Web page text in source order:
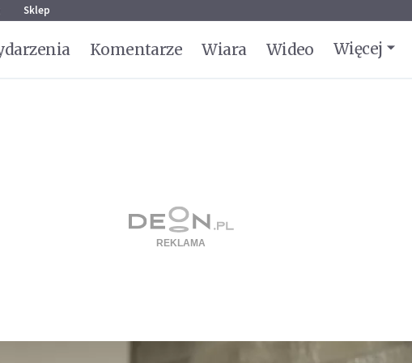
Sklep
Komentarze Wiara Wideo Więcej